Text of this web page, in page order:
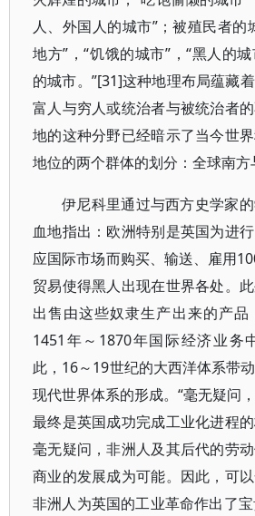
人、外国人的城市”；被殖民者的
地方”，“饥饿的城市”，“黑人的
的城市。”[31]这种地理布局蕴藏
富人与穷人或统治者与被统治者
地的这种分野已经暗示了当今世
地位的两个群体的划分：全球南方
伊尼科里通过与西方史学家
血地指出：欧洲特别是英国为进
应国际市场而购买、输送、雇用
贸易使得黑人出现在世界各处。
出售由这些奴隶生产出来的产
1451年～1870年国际经济业务
此，16～19世纪的大西洋体系带
现代世界体系的形成。“毫无疑问
最终是英国成功完成工业化进程
毫无疑问，非洲人及其后代的劳
商业的发展成为可能。因此，可
非洲人为英国的工业革命作出了